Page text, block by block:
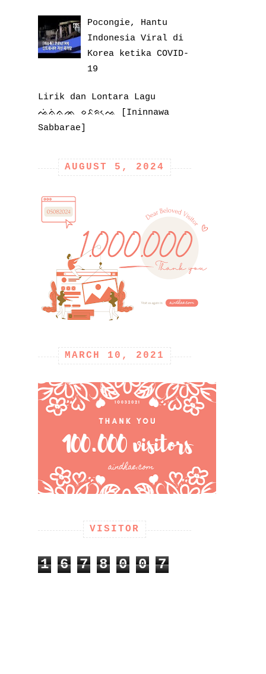
Pocongie, Hantu
Indonesia Viral di
Korea ketika COVID-
19
Lirik dan Lontara Lagu
ᨕᨗᨊᨗᨊᨏ ᨔᨅᨑᨕᨙ [Ininnawa
Sabbarae]
AUGUST 5, 2024
MARCH 10, 2021
VISITOR
1 6 7 8 0 0 7